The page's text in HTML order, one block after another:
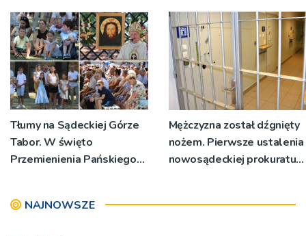
miejsc
Tłumy na Sądeckiej Górze
Tabor. W święto
Przemienienia Pańskiego
[ZDJĘCIA]
Mężczyzna został dźgnięty
nożem. Pierwsze ustalenia
nowosądeckiej prokuratury
NAJNOWSZE